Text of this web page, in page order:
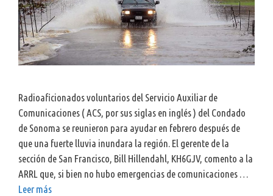
Radioaficionados voluntarios del Servicio Auxiliar de
Comunicaciones ( ACS, por sus siglas en inglés ) del Condado
de Sonoma se reunieron para ayudar en febrero después de
que una fuerte lluvia inundara la región. El gerente de la
sección de San Francisco, Bill Hillendahl, KH6GJV, comento a la
ARRL que, si bien no hubo emergencias de comunicaciones …
Leer más